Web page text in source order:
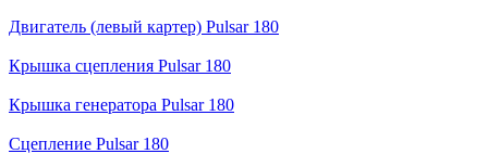
Двигатель (левый картер) Pulsar 180
Крышка сцепления Pulsar 180
Крышка генератора Pulsar 180
Сцепление Pulsar 180